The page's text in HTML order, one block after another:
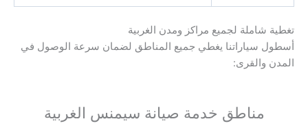
تغطية شاملة لجميع مراكز ومدن الغربية
أسطول سياراتنا يغطي جميع المناطق لضمان سرعة الوصول في
المدن والقرى:
مناطق خدمة صيانة سيمنس الغربية